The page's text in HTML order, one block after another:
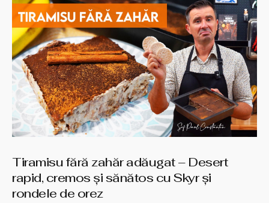
Tiramisu fără zahăr adăugat – Desert
rapid, cremos și sănătos cu Skyr și
rondele de orez